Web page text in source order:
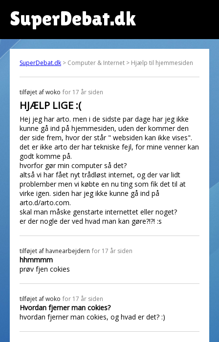
SuperDebat.dk
SuperDebat.dk > Computer & Internet > Hjælp til hjemmesiden
tilføjet afwoko for 17 år siden
HJÆLP LIGE :(
Hej jeg har arto. men i de sidste par dage har jeg ikke
kunne gå ind på hjemmesiden, uden der kommer den
der side frem, hvor der står " websiden kan ikke vises".
det er ikke arto der har tekniske fejl, for mine venner kan
godt komme på.
hvorfor gør min computer så det?
altså vi har fået nyt trådløst internet, og der var lidt
problember men vi købte en nu ting som fik det til at
virke igen. siden har jeg ikke kunne gå ind på
arto.d/arto.com.
skal man måske genstarte internettet eller noget?
er der nogle der ved hvad man kan gøre?!?! :s
tilføjet af havnearbejdern for 17 år siden
hhmmmm
prøv fjen cokies
tilføjet afwoko for 17 år siden
Hvordan fjerner man cokies?
hvordan fjerner man cokies, og hvad er det? :)